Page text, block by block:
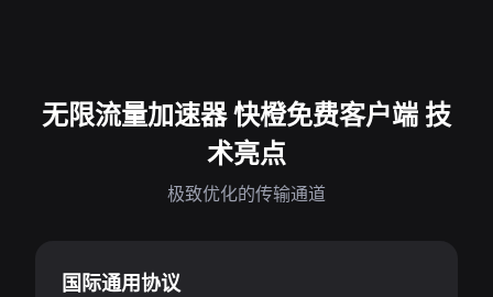
无限流量加速器 快橙免费客户端 技
术亮点
极致优化的传输通道
国际通用协议